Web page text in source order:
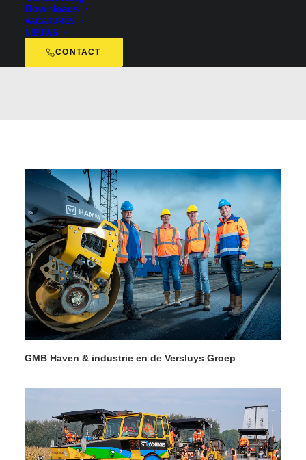
Downloads
VACATURES
NIEUWS
CONTACT
GMB Haven & industrie en de Versluys Groep